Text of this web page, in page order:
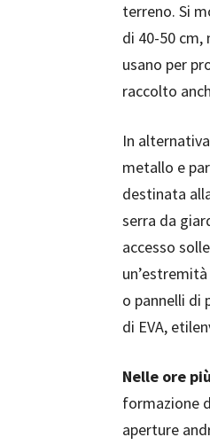
terreno. Si
di 40-50 cm,
usano per
raccolto
In alternativa
metallo e
destinata
serra da
accesso
o pannelli di
di EVA,
Nelle ore
formazione
aperture